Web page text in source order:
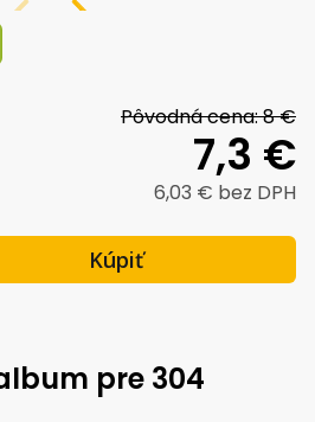
Pôvodná cena:8 €
7,3 €
6,03 € bez DPH
Kúpiť
pre 304